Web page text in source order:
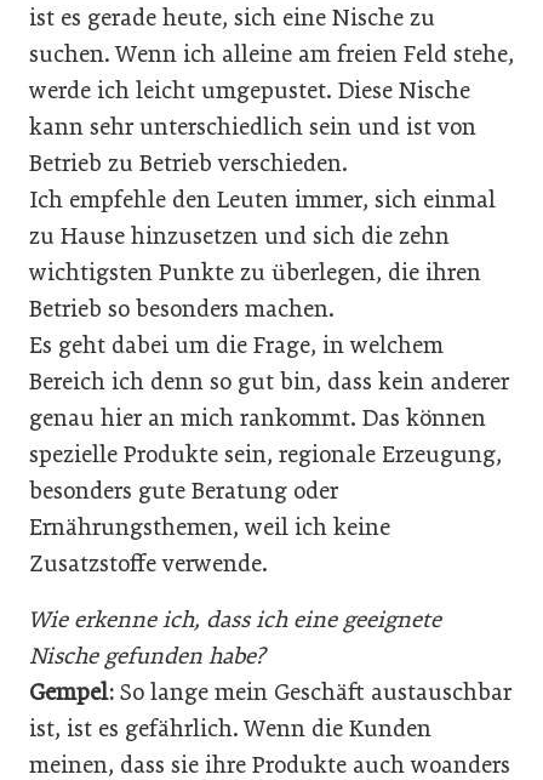
ist es gerade heute, sich eine Nische zu
suchen. Wenn ich alleine am freien Feld stehe,
werde ich leicht umgepustet. Diese Nische
kann sehr unterschiedlich sein und ist von
Betrieb zu Betrieb verschieden.
Ich empfehle den Leuten immer, sich einmal
zu Hause hinzusetzen und sich die zehn
wichtigsten Punkte zu überlegen, die ihren
Betrieb so besonders machen.
Es geht dabei um die Frage, in welchem
Bereich ich denn so gut bin, dass kein anderer
genau hier an mich rankommt. Das können
spezielle Produkte sein, regionale Erzeugung,
besonders gute Beratung oder
Ernährungsthemen, weil ich keine
Zusatzstoffe verwende.
Wie erkenne ich, dass ich eine geeignete
Nische gefunden habe?
Gempel: So lange mein Geschäft austauschbar
ist, ist es gefährlich. Wenn die Kunden
meinen, dass sie ihre Produkte auch woanders